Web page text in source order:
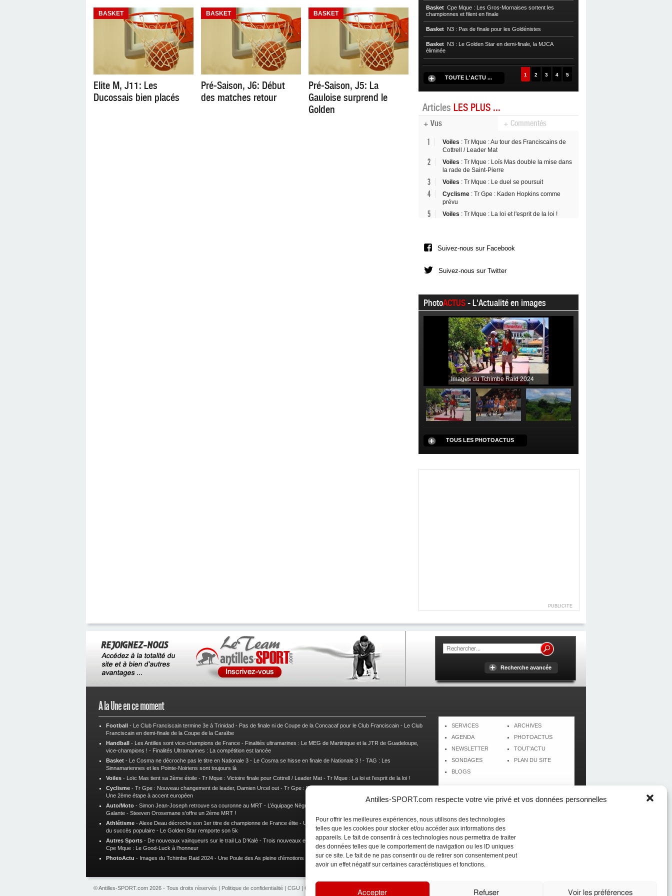
Antilles-SPORT.com respecte votre vie privé et vos données personnelles
Pour offrir les meilleures expériences, nous utilisons des technologies
telles que les cookies pour stocker et/ou accéder aux informations des
appareils. Le fait de consentir à ces technologies nous permettra de traiter
des données telles que le comportement de navigation ou les ID uniques
sur ce site. Le fait de ne pas consentir ou de retirer son consentement peut
avoir un effet négatif sur certaines caractéristiques et fonctions.
Accepter Refuser Voir les préférences
BASKET
Elite M, J11: Les
Ducossais bien placés
BASKET
Pré-Saison, J6: Début
des matches retour
BASKET
Pré-Saison, J5: La
Gauloise surprend le
Golden
Basket Cpe Mque : Les Gros-Mornaises sortent les
championnes et filent en finale
Basket N3 : Pas de finale pour les Goldénistes
Basket N3 : Le Golden Star en demi-finale, la MJCA
éliminée
TOUTE L'ACTU ... 1 2 3 4 5
Articles LES PLUS ...
+ Vus + Commentés
1 Voiles : Tr Mque : Au tour des Franciscains de
Cottrell / Leader Mat
2 Voiles : Tr Mque : Loïs Mas double la mise dans
la rade de Saint-Pierre
3 Voiles : Tr Mque : Le duel se poursuit
4 Cyclisme : Tr Gpe : Kaden Hopkins comme
prévu
5 Voiles : Tr Mque : La loi et l'esprit de la loi !
Suivez-nous sur Facebook
Suivez-nous sur Twitter
PhotoACTUS- L'Actualité en images
Images du Tchimbe Raid 2024
TOUS LES PHOTOACTUS
PUBLICITE
Recherche avancée
A la Une en ce moment
Football - Le Club Franciscain termine 3e à Trinidad - Pas de finale ni de Coupe de la Concacaf pour le Club Franciscain - Le Club
Franciscain en demi-finale de la Coupe de la Caraïbe
Handball - Les Antilles sont vice-champions de France - Finalités ultramarines : Le MEG de Martinique et la JTR de Guadeloupe,
vice-champions ! - Finalités Ultramarines : La compétition est lancée
Basket - Le Cosma ne décroche pas le titre en Nationale 3 - Le Cosma se hisse en finale de Nationale 3 ! - TAG : Les
Sinnamariennes et les Pointe-Noiriens sont toujours là
Voiles - Loïc Mas tient sa 2ème étoile - Tr Mque : Victoire finale pour Cottrell / Leader Mat - Tr Mque : La loi et l’esprit de la loi !
Cyclisme - Tr Gpe : Nouveau changement de leader, Damien Urcel out - Tr Gpe : Damien Urcel fait chavirer Capesterre
Une 2ème étape à accent européen
Auto/Moto - Simon Jean-Joseph retrouve sa couronne au MRT - L’équipage Nègre – Gérard remporte le 9e rallye du Pays Marie-
Galante - Steeven Orosemane s’offre un 2ème MRT !
Athlétisme -Alexe Deau décroche son 1er titre de championne de France élite - Un semi marathon sous le signe de la chaleur et
du succès populaire - Le Golden Star remporte son 5k
Autres Sports - De nouveaux vainqueurs sur le trail La D’Kalé - Trois nouveaux et un habitué au palmarès du Trail des Trésors-
Cpe Mque : Le Good-Luck à l’honneur
PhotoActu - Images du Tchimbe Raid 2024 - Une Poule des As pleine d’émotions ! Images de la Woulib 113 X-Trem
SERVICES
AGENDA
NEWSLETTER
SONDAGES
BLOGS
ARCHIVES
PHOTOACTUS
TOUT'ACTU
PLAN DU SITE
© Antilles-SPORT.com 2026 - Tous droits réservés | Politique de confidentialité | CGU | CGV